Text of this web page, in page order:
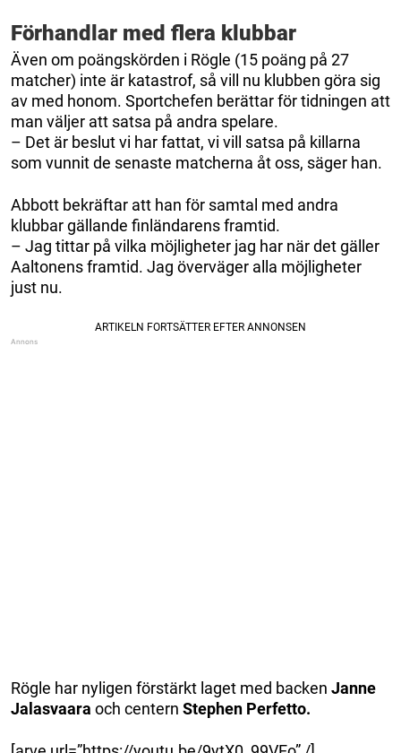
Förhandlar med flera klubbar
Även om poängskörden i Rögle (15 poäng på 27
matcher) inte är katastrof, så vill nu klubben göra sig
av med honom. Sportchefen berättar för tidningen att
man väljer att satsa på andra spelare.
– Det är beslut vi har fattat, vi vill satsa på killarna
som vunnit de senaste matcherna åt oss, säger han.
Abbott bekräftar att han för samtal med andra
klubbar gällande finländarens framtid.
– Jag tittar på vilka möjligheter jag har när det gäller
Aaltonens framtid. Jag överväger alla möjligheter
just nu.
Rögle har nyligen förstärkt laget med backen Janne
Jalasvaara och centern Stephen Perfetto.